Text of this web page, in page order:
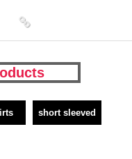
short sleeved